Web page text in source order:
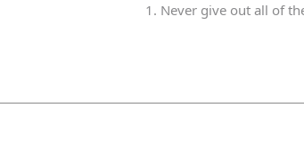
1. Never give out all of